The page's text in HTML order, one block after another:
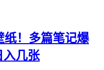
纸！多篇笔记爆
入几张